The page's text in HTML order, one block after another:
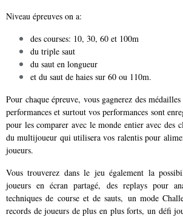
Niveau épreuves on a:
des courses: 10, 30, 60 et 100m
du triple saut
du saut en longueur
et du saut de haies sur 60 ou 110m.
Pour chaque épreuve, vous gagnerez des
performances et surtout vos performances sont
pour les comparer avec le monde entier avec des
du multijoueur qui utilisera vos ralentis pour
joueurs.
Vous trouverez dans le jeu également la
joueurs en écran partagé, des replays pour
techniques de course et de sauts, un mode
records de joueurs de plus en plus forts, un défi